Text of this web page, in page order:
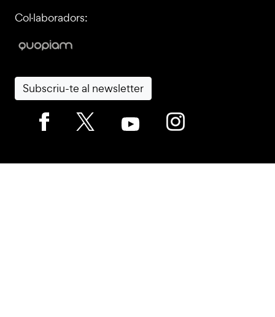
Col·laboradors:
Subscriu-te al newsletter